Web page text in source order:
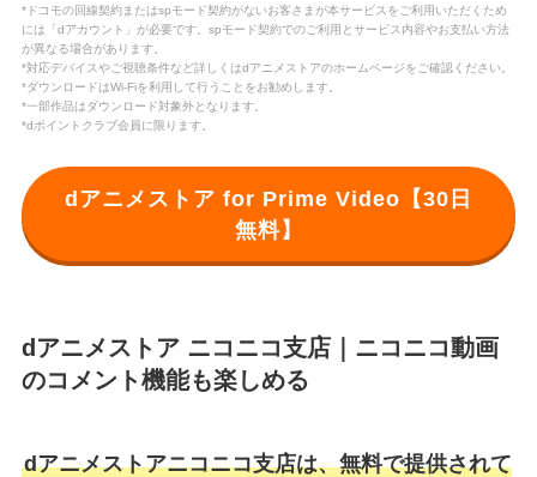
*ドコモの回線契約またはspモード契約がないお客さまが本サービスをご利用いただくため
には「dアカウント」が必要です。spモード契約でのご利用とサービス内容やお支払い方法
が異なる場合があります。
*対応デバイスやご視聴条件など詳しくはdアニメストアのホームページをご確認ください。
*ダウンロードはWi-Fiを利用して行うことをお勧めします。
*一部作品はダウンロード対象外となります。
*dポイントクラブ会員に限ります。
dアニメストア for Prime Video【30日
無料】
dアニメストア ニコニコ支店｜ニコニコ動画
のコメント機能も楽しめる
dアニメストアニコニコ支店は、無料で提供されて